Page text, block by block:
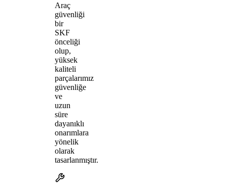
Araç
güvenliği
bir
SKF
önceliği
olup,
yüksek
kaliteli
parçalarımız
güvenliğe
ve
uzun
süre
dayanıklı
onarımlara
yönelik
olarak
tasarlanmıştır.